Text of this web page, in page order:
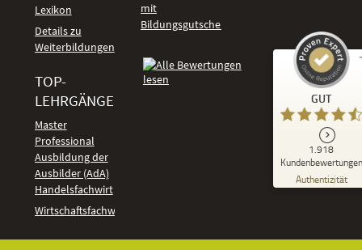
Lexikon
Details zu
Weiterbildungen
TOP-
LEHRGÄNGE
Master
Professional
Ausbildung der
Ausbilder (AdA)
Handelsfachwirt
Wirtschaftsfachwirt
mit
Bildungsgutschein
GUT
1.918
Kundenbewertungen
Authentizität
Kundenbewertungen und Erfahrungen zu
DeLSt - Deutsches eLearning Studieninstitut
92
%
Empfehlungen auf
ProvenExpert.com